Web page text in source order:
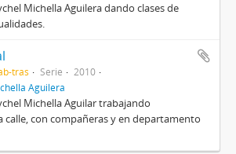
Michella Aguilera dando clases de
tras Serie
2010
Aguilera
Michella Aguilar trabajando
calle, con compañeras y en departamento